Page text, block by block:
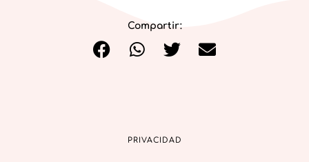
Compartir:
PRIVACIDAD